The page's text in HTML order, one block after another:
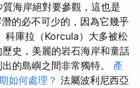
海岸絕對要參觀，這也是
的必不可少的，因為它幾乎
科庫拉（Korcula）大多被松
史，美麗的岩石海岸和童話
的島嶼之間非常獨特。 產
如何處理？ 法屬波利尼西亞